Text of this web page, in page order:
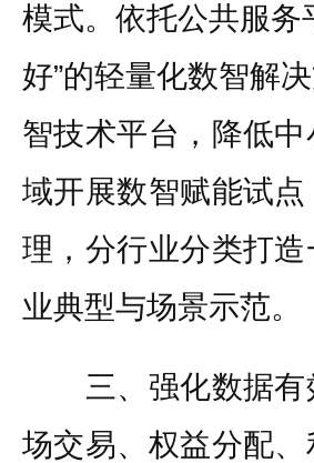
模式。依托公共服务
好”的轻量化数智解
智技术平台，降低
域开展数智赋能试
理，分行业分类打
业典型与场景示范。
三、强化数据有
场交易、权益分配